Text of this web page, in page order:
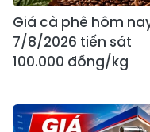
Giá cà phê hôm
7/8/2026 tiến sát
100.000 đồng/kg